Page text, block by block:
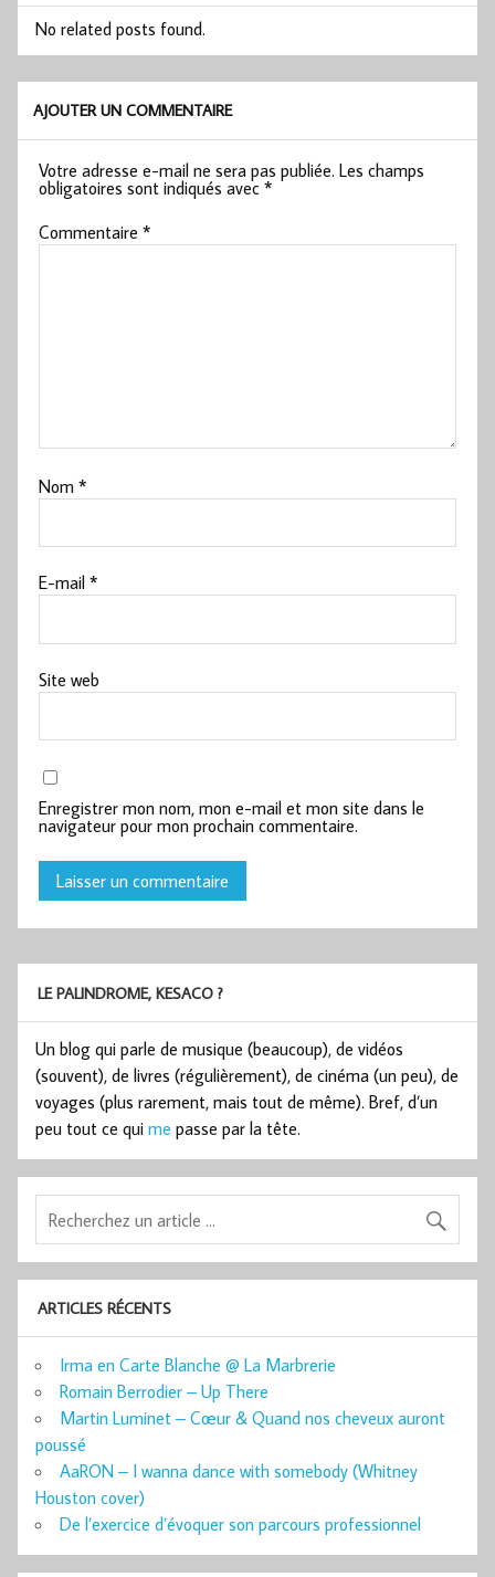
No related posts found.
AJOUTER UN COMMENTAIRE
Votre adresse e-mail ne sera pas publiée. Les champs
obligatoires sont indiqués avec*
Commentaire*
Nom*
E-mail*
Site web
Enregistrer mon nom, mon e-mail et mon site dans le
navigateur pour mon prochain commentaire.
LE PALINDROME, KESACO ?
Un blog qui parle de musique (beaucoup), de vidéos
(souvent), de livres (régulièrement), de cinéma (un peu), de
voyages (plus rarement, mais tout de même). Bref, d’un
peu tout ce qui me passe par la tête.
ARTICLES RÉCENTS
Irma en Carte Blanche @ La Marbrerie
Romain Berrodier – Up There
Martin Luminet – Cœur & Quand nos cheveux auront
poussé
AaRON – I wanna dance with somebody (Whitney
Houston cover)
De l’exercice d’évoquer son parcours professionnel